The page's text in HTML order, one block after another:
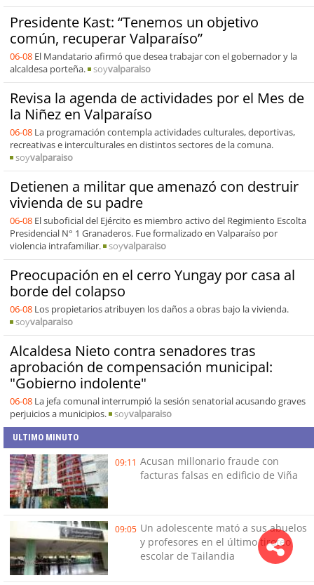
Presidente Kast: “Tenemos un objetivo
común, recuperar Valparaíso”
06-08 El Mandatario afirmó que desea trabajar con el gobernador y la
alcaldesa porteña.
soyvalparaiso
Revisa la agenda de actividades por el Mes de
la Niñez en Valparaíso
06-08 La programación contempla actividades culturales, deportivas,
recreativas e interculturales en distintos sectores de la comuna.
soyvalparaiso
Detienen a militar que amenazó con destruir
vivienda de su padre
06-08 El suboficial del Ejército es miembro activo del Regimiento Escolta
Presidencial N° 1 Granaderos. Fue formalizado en Valparaíso por
violencia intrafamiliar.
soyvalparaiso
Preocupación en el cerro Yungay por casa al
borde del colapso
06-08 Los propietarios atribuyen los daños a obras bajo la vivienda.
soyvalparaiso
Alcaldesa Nieto contra senadores tras
aprobación de compensación municipal:
"Gobierno indolente"
06-08 La jefa comunal interrumpió la sesión senatorial acusando graves
perjuicios a municipios.
soyvalparaiso
ULTIMO MINUTO
09:11 Acusan millonario fraude con
facturas falsas en edificio de Viña
09:05 Un adolescente mató a sus abuelos
y profesores en el último tiroteo
escolar de Tailandia